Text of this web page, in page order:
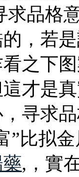
求品格
，若
之下
才是
寻求
”比拟
,，實